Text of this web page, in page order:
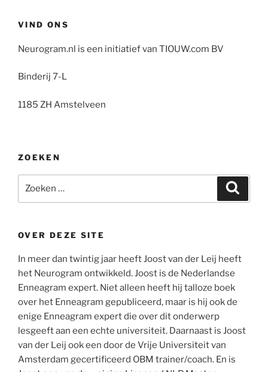
VIND ONS
Neurogram.nl is een initiatief van TIOUW.com BV
Binderij 7-L
1185 ZH Amstelveen
ZOEKEN
naar:
OVER DEZE SITE
In meer dan twintig jaar heeft Joost van der Leij heeft
het Neurogram ontwikkeld. Joost is de Nederlandse
Enneagram expert. Niet alleen heeft hij talloze boek
over het Enneagram gepubliceerd, maar is hij ook de
enige Enneagram expert die over dit onderwerp
lesgeeft aan een echte universiteit. Daarnaast is Joost
van der Leij ook een door de Vrije Universiteit van
Amsterdam gecertificeerd OBM trainer/coach. En is